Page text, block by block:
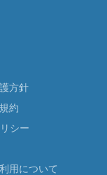
方針
約
シー
用について